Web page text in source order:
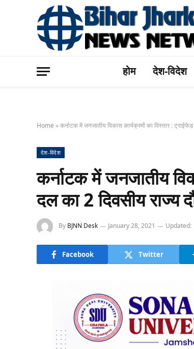
होम देश-विदेश
Home »कर्नाटक में जनजातीय विकास कार्यक्रमों का विस्तार :
देश-विदेश
कर्नाटक में जनजातीय
दल का 2 दिवसीय राज्य
By BJNN Desk January 28, 2021 Updated:
Facebook Twitter